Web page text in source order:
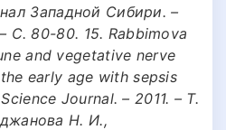
Западной Сибири. –
С. 80-80. 15. Rabbimova
and vegetative nerve
early age with sepsis
Journal. – 2011. – Т.
Н. И.,